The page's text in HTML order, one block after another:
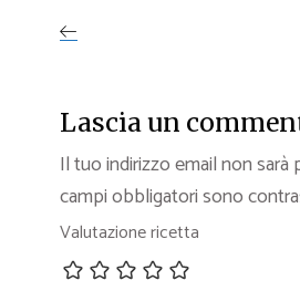
Lascia un
Il tuo indirizzo email non sarà
campi obbligatori sono
Valutazione ricetta